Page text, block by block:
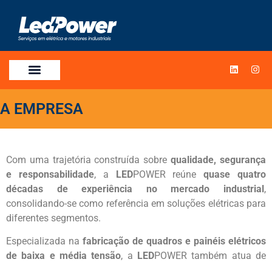
A EMPRESA
Com uma trajetória construída sobrequalidade, segurança
e responsabilidade, a LEDPOWER reúnequase quatro
décadas de experiência no mercado industrial,
consolidando-se como referência em soluções elétricas para
diferentes segmentos.
Especializada na fabricação de quadros e painéis elétricos
de baixa e média tensão, a LEDPOWER também atua de